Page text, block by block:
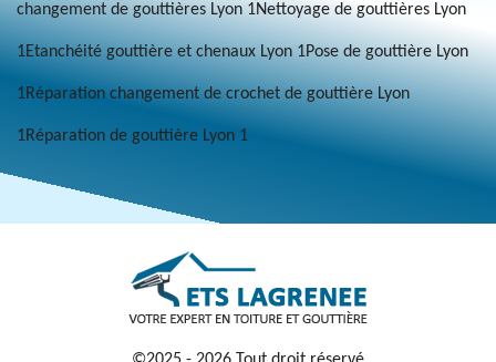
changement de gouttières Lyon 1Nettoyage de gouttières Lyon
1Etanchéité gouttière et chenaux Lyon 1Pose de gouttière Lyon
1Réparation changement de crochet de gouttière Lyon
1Réparation de gouttière Lyon 1